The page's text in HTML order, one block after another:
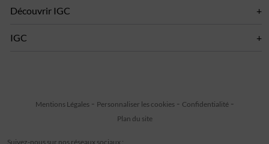
Découvrir IGC
IGC
Suivez-nous sur nos réseaux sociaux :
Mentions Légales Personnaliser les cookies
Confidentialité
Plan du site